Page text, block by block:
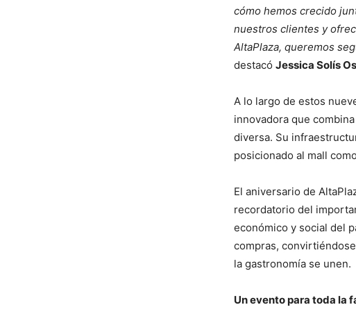
cómo hemos crecido
nuestros clientes y
AltaPlaza, queremos
destacó Jessica Solís
A lo largo de estos
innovadora que
diversa. Su
posicionado al mall
El aniversario de
recordatorio del
económico y social del
compras,
la gastronomía se unen.
Un evento para toda la